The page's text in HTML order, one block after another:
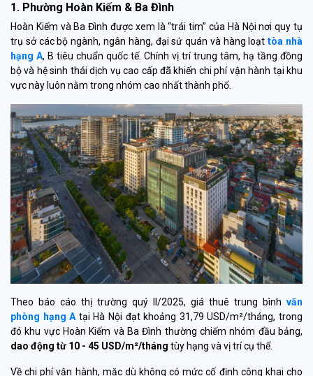
1. Phường Hoàn Kiếm & Ba Đình
Hoàn Kiếm và Ba Đình được xem là “trái tim” của Hà Nội nơi quy tụ
trụ sở các bộ ngành, ngân hàng, đại sứ quán và hàng loạttòa nhà
hạng A, B tiêu chuẩn quốc tế. Chính vị trí trung tâm, hạ tầng đồng
bộ và hệ sinh thái dịch vụ cao cấp đã khiến chi phí vận hành tại khu
vực này luôn nằm trong nhóm cao nhất thành phố.
Theo báo cáo thị trường quý II/2025, giá thuê trung bình văn
phòng hạng A tại Hà Nội đạt khoảng 31,79 USD/m²/tháng, trong
đó khu vực Hoàn Kiếm và Ba Đình thường chiếm nhóm đầu bảng,
dao động từ 10 - 45 USD/m²/tháng tùy hạng và vị trí cụ thể.
Về chi phí vận hành, mặc dù không có mức cố định công khai cho